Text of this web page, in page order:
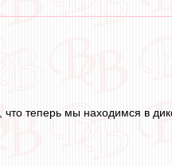
теперь мы находимся в